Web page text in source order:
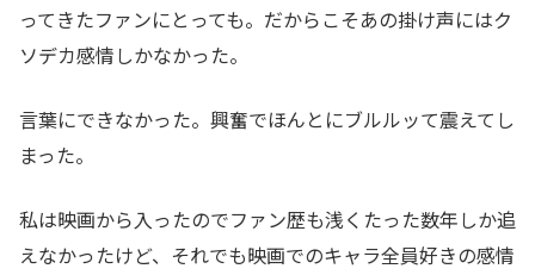
ってきたファンにとっても。だからこそあの掛け声にはク
ソデカ感情しかなかった。
言葉にできなかった。興奮でほんとにブルルッて震えてし
まった。
私は映画から入ったのでファン歴も浅くたった数年しか追
えなかったけど、それでも映画でのキャラ全員好きの感情